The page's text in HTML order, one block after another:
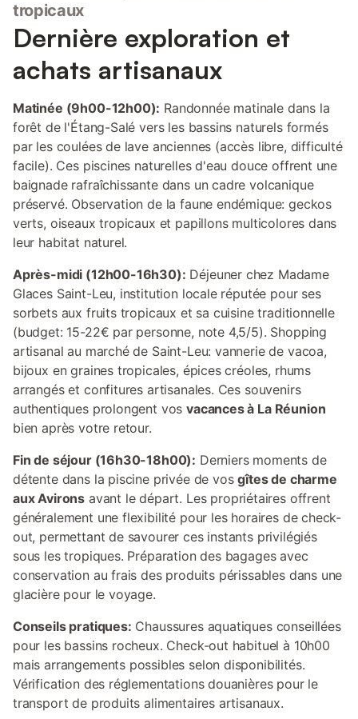
tropicaux
Dernière exploration et
achats artisanaux
Matinée (9h00-12h00): Randonnée matinale dans la
forêt de l'Étang-Salé vers les bassins naturels formés
par les coulées de lave anciennes (accès libre, difficulté
facile). Ces piscines naturelles d'eau douce offrent une
baignade rafraîchissante dans un cadre volcanique
préservé. Observation de la faune endémique: geckos
verts, oiseaux tropicaux et papillons multicolores dans
leur habitat naturel.
Après-midi (12h00-16h30): Déjeuner chez Madame
Glaces Saint-Leu, institution locale réputée pour ses
sorbets aux fruits tropicaux et sa cuisine traditionnelle
(budget: 15-22€ par personne, note 4,5/5). Shopping
artisanal au marché de Saint-Leu: vannerie de vacoa,
bijoux en graines tropicales, épices créoles, rhums
arrangés et confitures artisanales. Ces souvenirs
authentiques prolongent vosvacances à La Réunion
bien après votre retour.
Fin de séjour (16h30-18h00): Derniers moments de
détente dans la piscine privée de vosgîtes de charme
aux Avirons avant le départ. Les propriétaires offrent
généralement une flexibilité pour les horaires de check-
out, permettant de savourer ces instants privilégiés
sous les tropiques. Préparation des bagages avec
conservation au frais des produits périssables dans une
glacière pour le voyage.
Conseils pratiques: Chaussures aquatiques conseillées
pour les bassins rocheux. Check-out habituel à 10h00
mais arrangements possibles selon disponibilités.
Vérification des réglementations douanières pour le
transport de produits alimentaires artisanaux.